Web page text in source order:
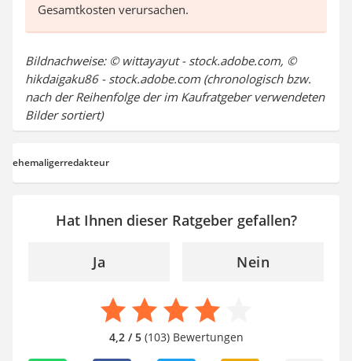
Gesamtkosten verursachen.
Bildnachweise: © wittayayut - stock.adobe.com, ©
hikdaigaku86 - stock.adobe.com (chronologisch bzw.
nach der Reihenfolge der im Kaufratgeber verwendeten
Bilder sortiert)
ehemaligerredakteur
Hat Ihnen dieser Ratgeber gefallen?
Ja Nein
4,2 / 5(103) Bewertungen